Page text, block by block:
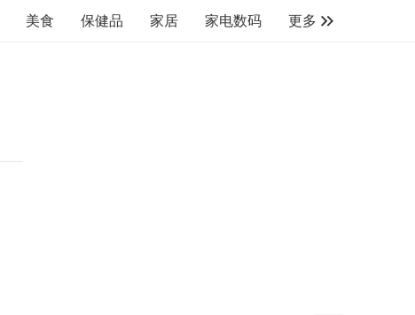
🇨🇦加拿大
美食 保健品 家居 家电数码
更多